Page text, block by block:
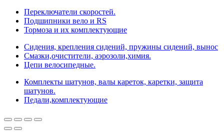
Переключатели скоростей.
Подшипники вело и RS
Тормоза и их комплектующие
Сидения, крепления сидений, пружины сидений, вынос
Смазки,очистители, аэрозоли,химия.
Цепи велосипедные.
Комплекты шатунов, валы кареток, каретки, защита
шатунов.
Педали,комплектующие